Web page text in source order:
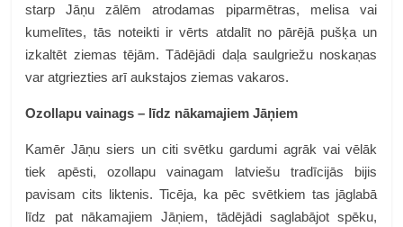
starp Jāņu zālēm atrodamas piparmētras, melisa vai
kumelītes, tās noteikti ir vērts atdalīt no pārējā pušķa un
izkaltēt ziemas tējām. Tādējādi daļa saulgriežu noskaņas
var atgriezties arī aukstajos ziemas vakaros.
Ozollapu vainags – līdz nākamajiem Jāņiem
Kamēr Jāņu siers un citi svētku gardumi agrāk vai vēlāk
tiek apēsti, ozollapu vainagam latviešu tradīcijās bijis
pavisam cits liktenis. Ticēja, ka pēc svētkiem tas jāglabā
līdz pat nākamajiem Jāņiem, tādējādi saglabājot spēku,